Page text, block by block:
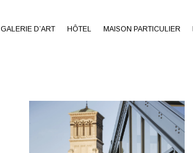
GALERIE D’ART HÔTEL MAISON PARTICULIER